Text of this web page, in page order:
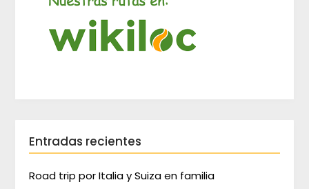
Entradas recientes
Road trip por Italia y Suiza en familia